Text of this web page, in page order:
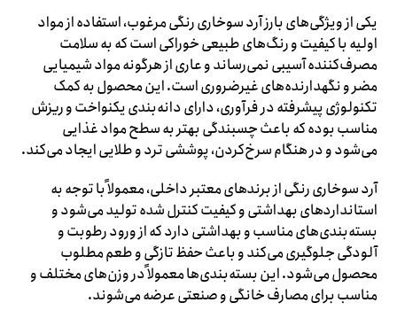
یکی از ویژگی‌های بارز آرد سوخاری رنگی مرغوب، استفاده از مواد
اولیه با کیفیت و رنگ‌های طبیعی خوراکی است که به سلامت
مصرف‌کننده آسیبی نمی‌رساند و عاری از هرگونه مواد شیمیایی
مضر و نگهدارنده‌های غیرضروری است. این محصول به کمک
تکنولوژی پیشرفته در فرآوری، دارای دانه‌بندی یکنواخت و ریزش
مناسب بوده که باعث چسبندگی بهتر به سطح مواد غذایی
می‌شود و در هنگام سرخ‌کردن، پوششی ترد و طلایی ایجاد می‌کند.
آرد سوخاری رنگی از برندهای معتبر داخلی، معمولاً با توجه به
استانداردهای بهداشتی و کیفیت کنترل شده تولید می‌شود و
بسته‌بندی‌های مناسب و بهداشتی دارد که از ورود رطوبت و
آلودگی جلوگیری می‌کند و باعث حفظ تازگی و طعم مطلوب
محصول می‌شود. این بسته‌بندی‌ها معمولاً در وزن‌های مختلف و
مناسب برای مصارف خانگی و صنعتی عرضه می‌شوند.